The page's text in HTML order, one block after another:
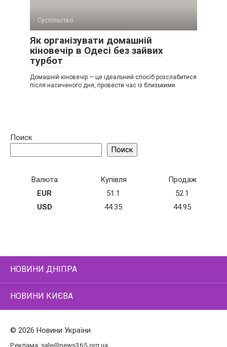
Суспільство
Як організувати домашній
кіновечір в Одесі без зайвих
турбот
Домашній кіновечір — це ідеальний спосіб розслабитися
після насиченого дня, провести час із близькими
Поиск
Поиск
Валюта Купівля
Продаж
EUR
51.1
52.1
USD
44.35 44.95
НОВИНИ ДНІПРА
НОВИНИ КИЄВА
© 2026 Новини України
Реклама: sale@news365.org.ua